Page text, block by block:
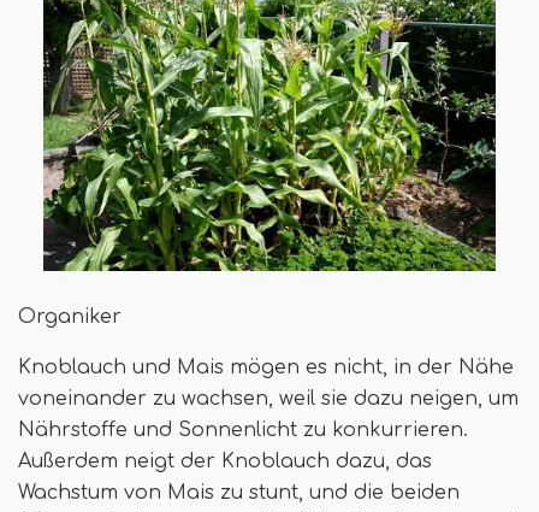
Organiker
Knoblauch und Mais mögen es nicht, in der Nähe
voneinander zu wachsen, weil sie dazu neigen, um
Nährstoffe und Sonnenlicht zu konkurrieren.
Außerdem neigt der Knoblauch dazu, das
Wachstum von Mais zu stunt, und die beiden